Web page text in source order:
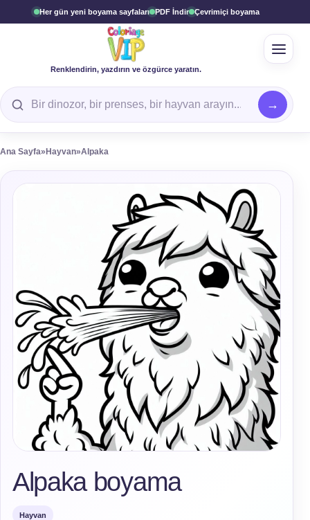
Her gün yeni boyama sayfaları PDF İndir Çevrimiçi boyama
Renklendirin, yazdırın ve özgürce yaratın.
Boyama sayfası arayın
Ana Sayfa» Hayvan»Alpaka
Alpaka boyama
Hayvan